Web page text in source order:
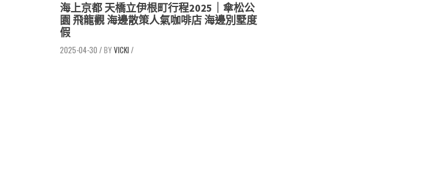
海上京都 天橋立伊根町行程2025｜傘松公
園 飛龍觀 海邊散策人氣咖啡店 海邊別墅度
假
2025-04-30 / VICKI /